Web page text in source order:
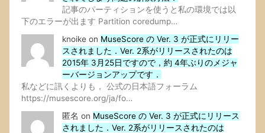
記事のパーティションを使うと私の環境では以
下のエラーが出ます Partition coredump…
knoike on MuseScore の Ver. 3 が正式にリリー
スされました．Ver. 2系がリリースされたのは
2015年 3月25日ですので，約 4年ぶりのメジャ
ーバージョンアップです．
私などに訊くよりも， 公式の日本語フォーラム
https://musescore.org/ja/fo…
匿名 on MuseScore の Ver. 3 が正式にリリース
されました．Ver. 2系がリリースされたのは